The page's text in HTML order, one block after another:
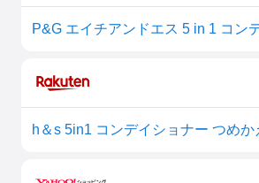
P&G エイチアンドエス 5 in 1 コン
h＆s 5in1 コンデイショナー つめ